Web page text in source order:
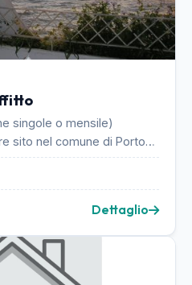
singole o mensile)
sito nel comune di Porto
Azzurro composto da
Dettaglio